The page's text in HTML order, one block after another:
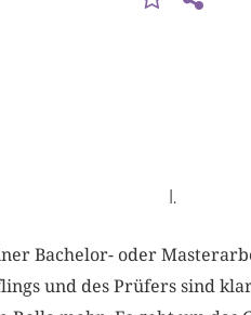
I.
Bachelor- oder
und des Prüfers sind